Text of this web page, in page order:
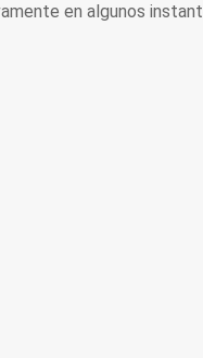
en algunos